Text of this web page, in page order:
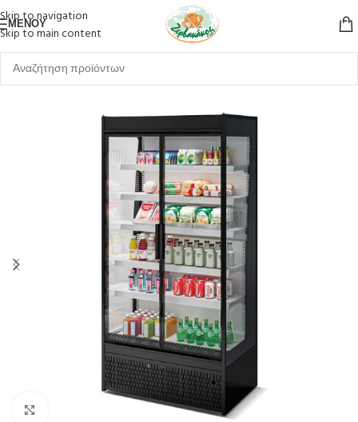
Skip to navigation
Skip to main content
ΜΕΝΟΎ